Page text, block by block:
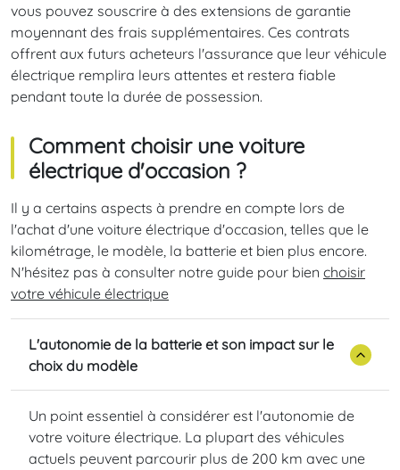
vous pouvez souscrire à des extensions de garantie
moyennant des frais supplémentaires. Ces contrats
offrent aux futurs acheteurs l'assurance que leur véhicule
électrique remplira leurs attentes et restera fiable
pendant toute la durée de possession.
Comment choisir une voiture
électrique d'occasion ?
Il y a certains aspects à prendre en compte lors de
l'achat d'une voiture électrique d'occasion, telles que le
kilométrage, le modèle, la batterie et bien plus encore.
N'hésitez pas à consulter notre guide pour bien choisir
votre véhicule électrique
L'autonomie de la batterie et son impact sur le
choix du modèle
Un point essentiel à considérer est l'autonomie de
votre voiture électrique. La plupart des véhicules
actuels peuvent parcourir plus de 200 km avec une